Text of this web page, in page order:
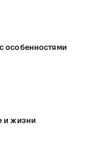
особенностями
и жизни